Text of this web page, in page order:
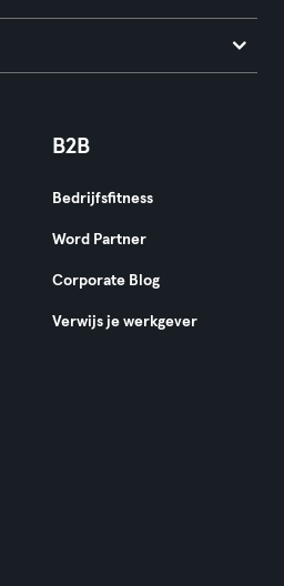
B2B
Bedrijfsfitness
Word Partner
Corporate Blog
Verwijs je werkgever